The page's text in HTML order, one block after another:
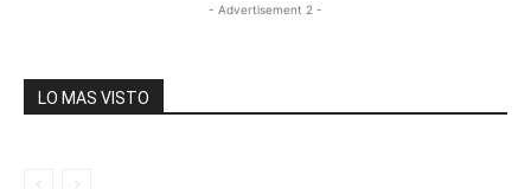
- Advertisement 2 -
LO MAS VISTO